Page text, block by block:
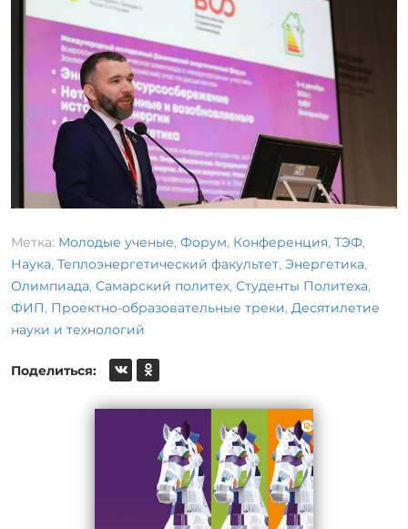
Метка: Молодые ученые, Форум, Конференция, ТЭФ,
Наука, Теплоэнергетический факультет, Энергетика,
Олимпиада, Самарский политех, Студенты Политеха,
ФИП, Проектно-образовательные треки, Десятилетие
науки и технологий
Поделиться: